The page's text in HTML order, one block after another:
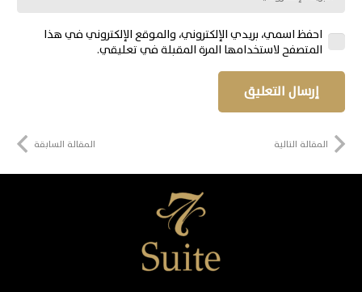
احفظ اسمي، بريدي الإلكتروني، والموقع الإلكتروني في هذا
المتصفح لاستخدامها المرة المقبلة في تعليقي.
إرسال التعليق
المقالة السابقة المقالة التالية